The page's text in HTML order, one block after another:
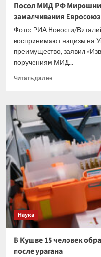
Посол МИД РФ
замалчивания
Фото: РИА Новости/
воспринимают нацизм на
преимущество, заявил
поручениям МИД...
Читать далееПрочитать
Посол
МИД
РФ
Мирошник
назвал
причину
замалчивания
Евросоюзом
нацизма
на
Наука
В Кушве 15 человек
после урагана